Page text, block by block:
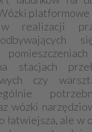
realizacji
odbywających
stacjach
czy
wózki
łatwiejsza, ale w